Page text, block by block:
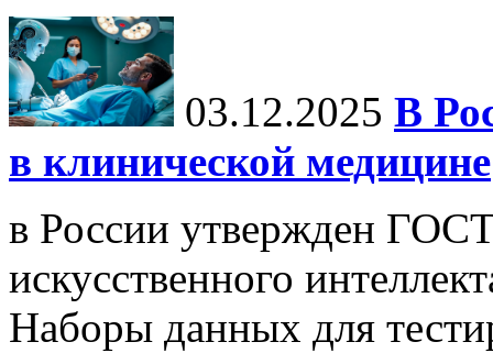
03.12.2025 В
в клинической медицине
в России утвержден
искусственного
Наборы данных для